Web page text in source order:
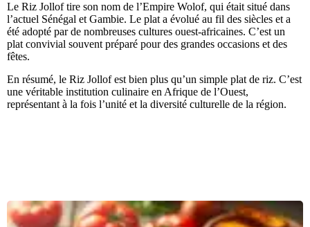
Le Riz Jollof tire son nom de l’Empire Wolof, qui était situé dans
l’actuel Sénégal et Gambie. Le plat a évolué au fil des siècles et a
été adopté par de nombreuses cultures ouest-africaines. C’est un
plat convivial souvent préparé pour des grandes occasions et des
fêtes.
En résumé, le Riz Jollof est bien plus qu’un simple plat de riz. C’est
une véritable institution culinaire en Afrique de l’Ouest,
représentant à la fois l’unité et la diversité culturelle de la région.